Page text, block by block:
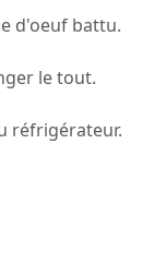
d'oeuf battu.
le tout.
réfrigérateur.